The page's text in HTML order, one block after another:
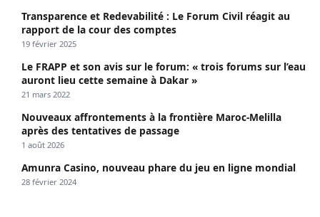
Transparence et Redevabilité : Le Forum Civil réagit au
rapport de la cour des comptes
19 février 2025
Le FRAPP et son avis sur le forum: « trois forums sur l’eau
auront lieu cette semaine à Dakar »
21 mars 2022
Nouveaux affrontements à la frontière Maroc-Melilla
après des tentatives de passage
1 août 2026
Amunra Casino, nouveau phare du jeu en ligne mondial
28 février 2024